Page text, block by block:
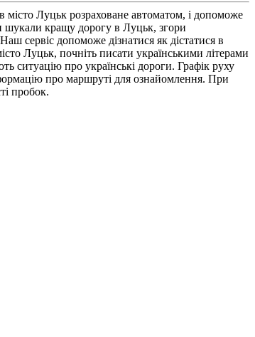
Луцьк розраховане автоматом, і допоможе
кращу дорогу в Луцьк, згори
сервіс допоможе дізнатися як дістатися в
Луцьк, почніть писати українськими літерами
ситуацію про українські дороги. Графік руху
про маршруті для ознайомлення. При
пробок.